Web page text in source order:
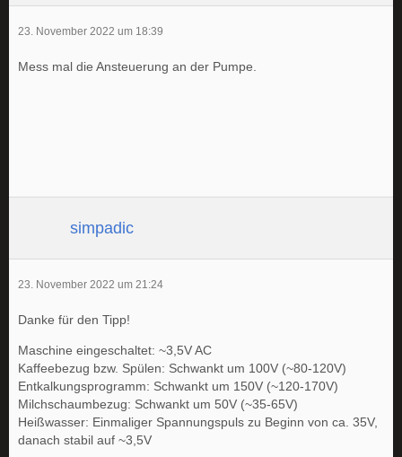
23. November 2022 um 18:39
Mess mal die Ansteuerung an der Pumpe.
simpadic
23. November 2022 um 21:24
Danke für den Tipp!
Maschine eingeschaltet: ~3,5V AC
Kaffeebezug bzw. Spülen: Schwankt um 100V (~80-120V)
Entkalkungsprogramm: Schwankt um 150V (~120-170V)
Milchschaumbezug: Schwankt um 50V (~35-65V)
Heißwasser: Einmaliger Spannungspuls zu Beginn von ca. 35V,
danach stabil auf ~3,5V